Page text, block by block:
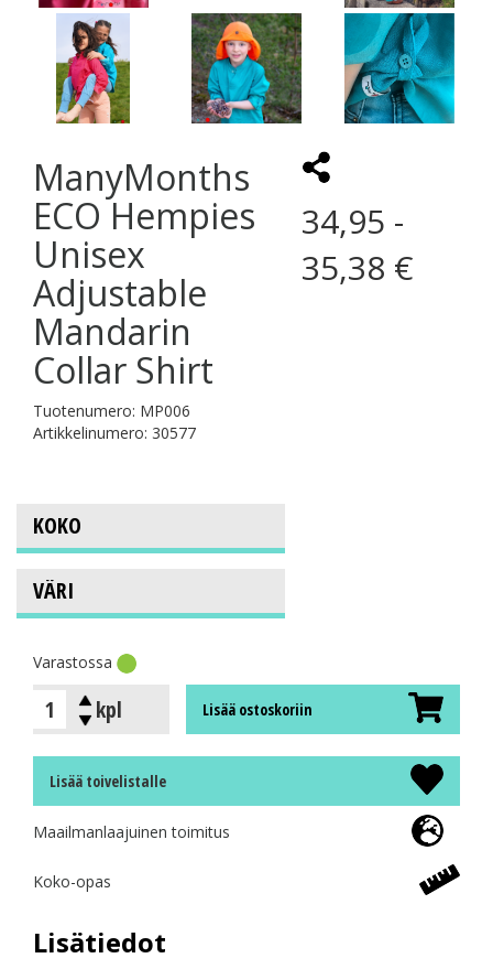
ManyMonths
ECO Hempies
Unisex
Adjustable
Mandarin
Collar Shirt
Tuotenumero: MP006
Artikkelinumero: 30577
Varastossa
34,95 -
35,38 €
kpl Lisää ostoskoriin
Lisää toivelistalle
Maailmanlaajuinen toimitus
Koko-opas
Lisätiedot